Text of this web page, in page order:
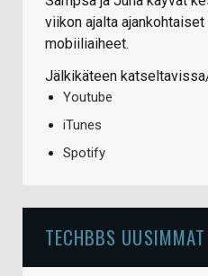
viikon ajalta
mobiiliaiheet.
Jälkikäteen
Youtube
iTunes
Spotify
TECHBBS